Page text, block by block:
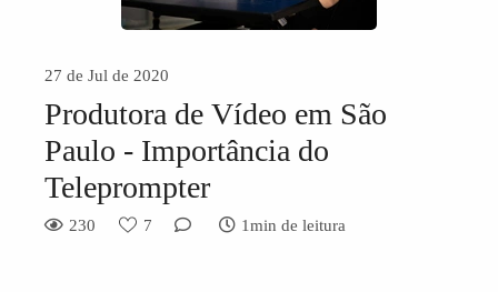
27 de Jul de 2020
Produtora de Vídeo em São
Paulo - Importância do
Teleprompter
230 7 1min de leitura